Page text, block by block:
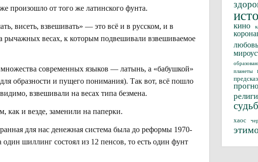
произошло от того же латинского фунта.
висеть, взвешивать» — это всё и в русском, и в
рычажных весах, к которым подвешивали взвешиваемое
современных языков — латынь, а «бабушкой»
образности и пущего понимания). Так вот, всё пошло
взвешивали на весах типа безмена.
как и везде, заменили на паперки.
для нас денежная система была до реформы 1970-
шиллинг состоял из 12 пенсов, то есть один фунт
кино
любовь
планеты
хаос